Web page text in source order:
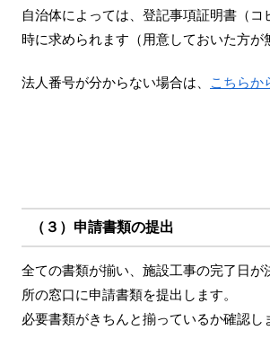
自治体によっては、登記事項証明書（コ
時に求められます（用意しておいた方が
法人番号が分からない場合は、 こちらか
（３）申請書類の提出
全ての書類が揃い、施設工事の完了日が
所の窓口に申請書類を提出します。
必要書類がきちんと揃っているか確認し